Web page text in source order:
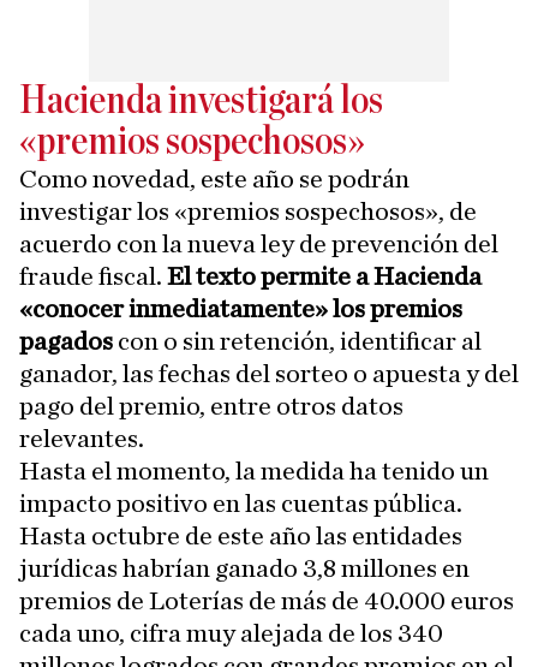
Hacienda investigará los
«premios sospechosos»
Como novedad, este año se podrán
investigar los «premios sospechosos», de
acuerdo con la nueva ley de prevención del
fraude fiscal. El texto permite a Hacienda
«conocer inmediatamente» los premios
pagados con o sin retención, identificar al
ganador, las fechas del sorteo o apuesta y del
pago del premio, entre otros datos
relevantes.
Hasta el momento, la medida ha tenido un
impacto positivo en las cuentas pública.
Hasta octubre de este año las entidades
jurídicas habrían ganado 3,8 millones en
premios de Loterías de más de 40.000 euros
cada uno, cifra muy alejada de los 340